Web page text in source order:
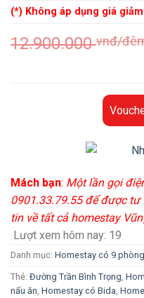
(*) Không áp dụng giá
12.900.000vnđ/
Mách bạn: Một lần gọi
0901.33.79.55 để được
tin về tất cả homestay
Lượt xem hôm nay: 19
Danh mục: Homestay có 9
Thẻ: Đường Trần Bình Trọng
nấu ăn Homestay có Bida